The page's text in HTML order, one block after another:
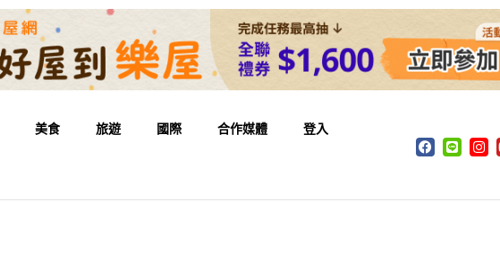
美食 旅遊 國際 合作媒體 登入